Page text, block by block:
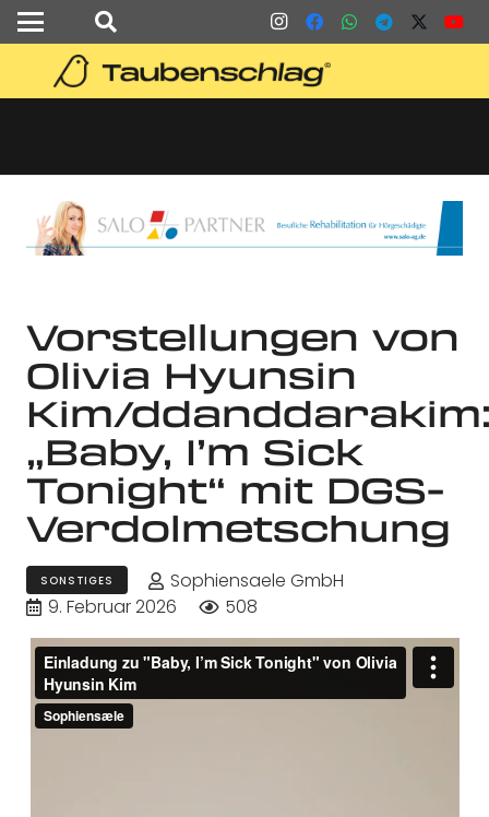
Vorstellungen von
Olivia Hyunsin
Kim/
„Baby, I’m Sick
Tonight“ mit DGS-
Verdolmetschung
SONSTIGES
Sophiensaele GmbH
9. Februar 2026
508